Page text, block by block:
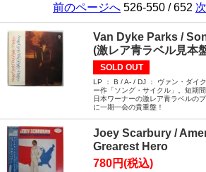
前のページへ 526-550 / 652
Van Dyke Parks /
(激レア青ラベル見本
SOLD OUT
LP ： B / A- / DJ ： ヴァン・ダイ
ー作「ソング・サイクル」。短期
日本ワーナーの激レア青ラベルの
に一期一会の貴重盤！
Joey Scarbury /
Grearest Hero
780円(税込)